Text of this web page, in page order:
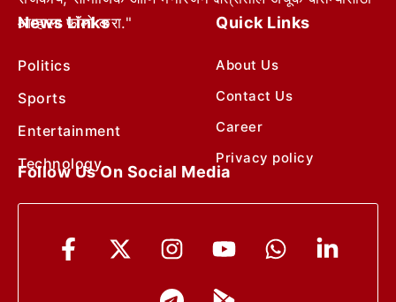
आम्हाला फॉलो करा."
News Links
Politics
Sports
Entertainment
Technology
Quick Links
About Us
Contact Us
Career
Privacy policy
Follow Us On Social Media